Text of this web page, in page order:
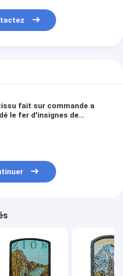
fait sur commande a
le fer d'insignes de